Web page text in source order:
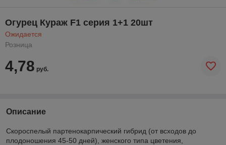
Огурец Кураж F1 серия 1+1 20шт
Ожидается
Розница
4,78 руб.
Описание
Скороспелый партенокарпический гибрид (от всходов до
плодоношения 45-50 дней), женского типа цветения,